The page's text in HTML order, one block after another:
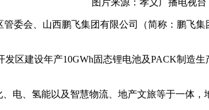
委会、山西鹏飞集团有限公司（简称：鹏飞
区建设年产10GWh固态锂电池及PACK制造
电、氢能以及智慧物流、地产文旅等于一体